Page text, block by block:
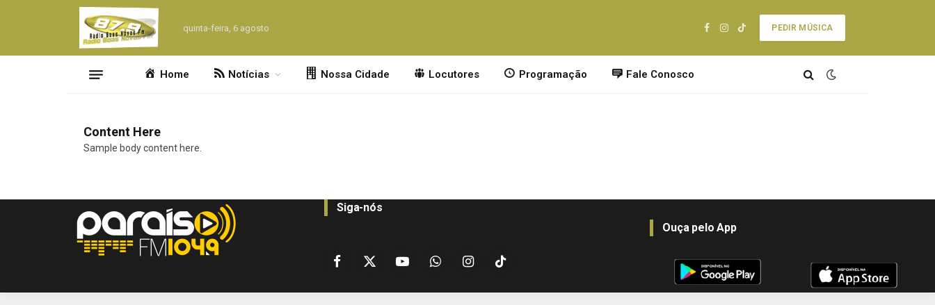
quinta-feira, 6 agosto
Facebook
Instagram
TikTok
PEDIR MÚSICA
Home Notícias Nossa Cidade Locutores Programação Fale Conosco
Content Here
Sample body content here.
Siga-nós
Facebook
X
YouTubeWhatsAppInstagramTikTok
Ouça pelo App